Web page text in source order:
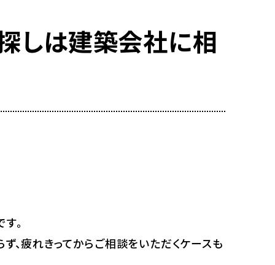
しは建築会社に相
。
、疲れきってからご相談をいただくケースも